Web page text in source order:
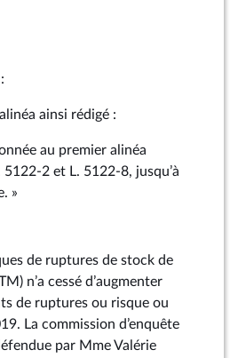
ainsi rédigé :
au premier alinéa
et L. 5122‑8, jusqu’à
»
de ruptures de stock de
n’a cessé d’augmenter
de ruptures ou risque ou
La commission d’enquête
par Mme Valérie